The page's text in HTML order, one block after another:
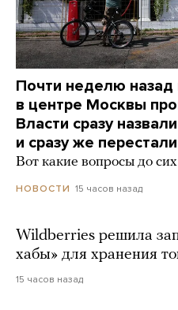
Почти неделю назад
в центре Москвы
Власти сразу
и сразу же
Вот какие вопросы до
НОВОСТИ 15 часов назад
Wildberries решила
хабы» для хранения
15 часов назад